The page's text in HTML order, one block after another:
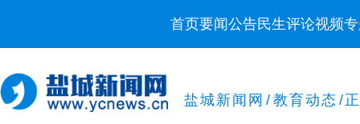
首页要闻公告民生评论视频
盐城新闻网 / 教育动态 /